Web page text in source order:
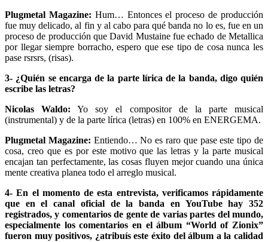
Plugmetal Magazine: Hum… Entonces el proceso de producción
fue muy delicado, al fin y al cabo para qué banda no lo es, fue en un
proceso de producción que David Mustaine fue echado de Metallica
por llegar siempre borracho, espero que ese tipo de cosa nunca les
pase rsrsrs, (risas).
3- ¿Quién se encarga de la parte lírica de la banda, digo quién
escribe las letras?
Nicolas Waldo: Yo soy el compositor de la parte musical
(instrumental) y de la parte lírica (letras) en 100% en ENERGEMA.
Plugmetal Magazine: Entiendo… No es raro que pase este tipo de
cosa, creo que es por este motivo que las letras y la parte musical
encajan tan perfectamente, las cosas fluyen mejor cuando una única
mente creativa planea todo el arreglo musical.
4- En el momento de esta entrevista, verificamos rápidamente
que en el canal oficial de la banda en YouTube hay 352
registrados, y comentarios de gente de varias partes del mundo,
especialmente los comentarios en el álbum “World of Zionix”
fueron muy positivos, ¿atribuís este éxito del álbum a la calidad